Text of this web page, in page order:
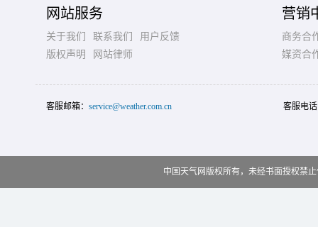
网站服务
关于我们 联系我们
用户反馈
版权声明
网站律师
营销
商务合
媒资合
客服邮箱： service@weather.com.cn 客服电
中国天气网版权所有，未经书面授权